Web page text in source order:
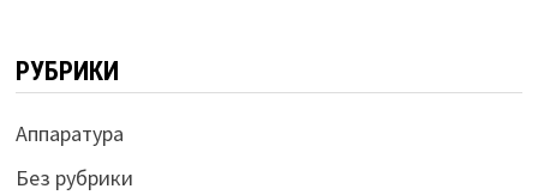
РУБРИКИ
Аппаратура
Без рубрики